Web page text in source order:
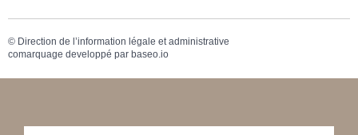
© Direction de l’information légale et administrative
comarquage developpé par baseo.io